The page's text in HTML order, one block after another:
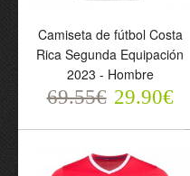
Camiseta de fútbol Costa
Rica Segunda Equipación
2023 - Hombre
69.55€ 29.90€
Camiseta de fútbol Costa
Rica Segunda Equipación
2023 - Hombre
69.55€ 29.90€